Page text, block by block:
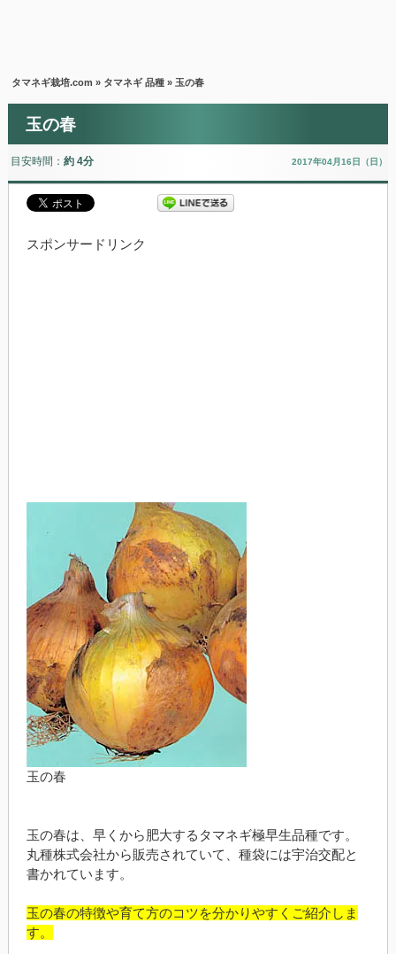
タマネギ栽培.com » タマネギ 品種 » 玉の春
玉の春
目安時間： 約 4分 2017年04月16日（日）
スポンサードリンク
玉の春
玉の春は、早くから肥大するタマネギ極早生品種です。
丸種株式会社から販売されていて、種袋には宇治交配と
書かれています。
玉の春の特徴や育て方のコツを分かりやすくご紹介しま
す。